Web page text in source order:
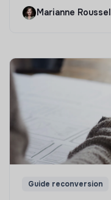
Marianne Roussel
Guide reconversion